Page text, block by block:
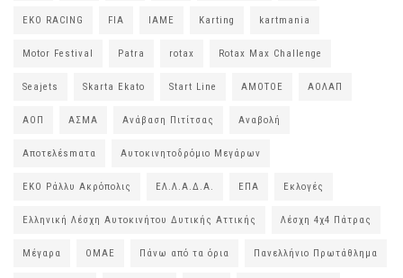
EKO RACING FIA IAME Karting kartmania
Motor Festival Patra rotax Rotax Max Challenge
Seajets Skarta Ekato Start Line ΑΜΟΤΟΕ ΑΟΛΑΠ
ΑΟΠ ΑΣΜΑ Ανάβαση Πιτίτσας Αναβολή
Αποτελέsmατα Αυτοκινητοδρόμιο Μεγάρων
ΕΚΟ Ράλλυ Ακρόπολις ΕΛ.Λ.Α.Δ.Α. ΕΠΑ Εκλογές
Ελληνική Λέσχη Αυτοκινήτου Δυτικής Αττικής Λέσχη 4χ4 Πάτρας
Μέγαρα ΟΜΑΕ Πάνω από τα όρια Πανελλήνιο Πρωτάθλημα